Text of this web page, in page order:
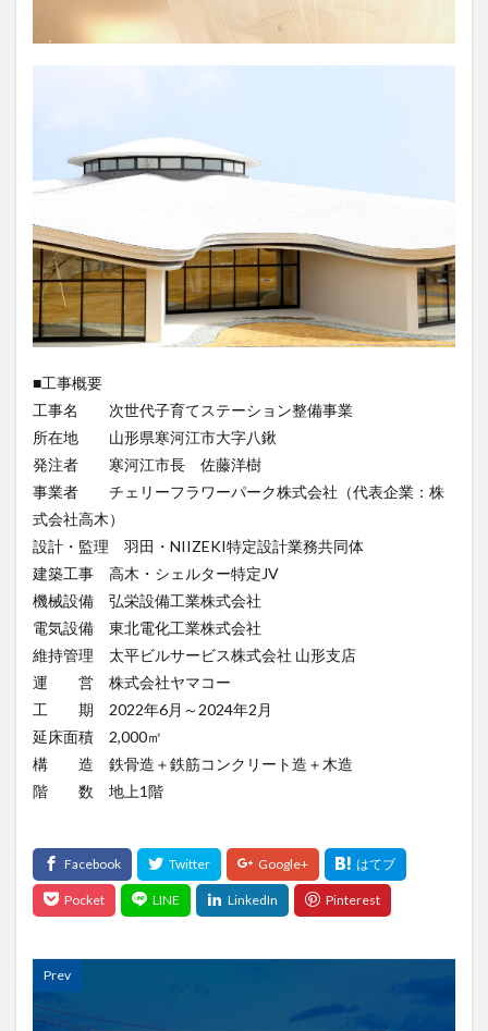
■工事概要
工事名 次世代子育てステーション整備事業
所在地 山形県寒河江市大字八鍬
発注者 寒河江市長 佐藤洋樹
事業者 チェリーフラワーパーク株式会社（代表企業：株
式会社高木）
設計・監理 羽田・NIIZEKI特定設計業務共同体
建築工事 高木・シェルター特定JV
機械設備 弘栄設備工業株式会社
電気設備 東北電化工業株式会社
維持管理 太平ビルサービス株式会社 山形支店
運 営 株式会社ヤマコー
工 期 2022年6月～2024年2月
延床面積 2,000㎡
構 造 鉄骨造＋鉄筋コンクリート造＋木造
階 数 地上1階
Prev